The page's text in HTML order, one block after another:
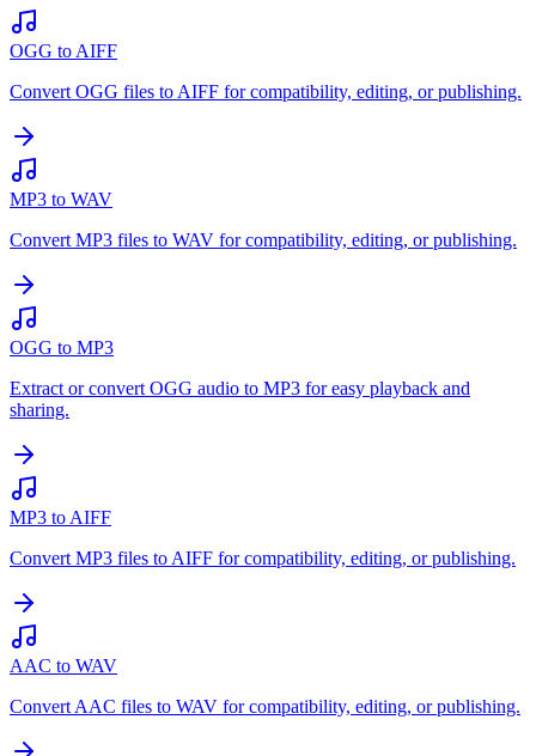
OGG to AIFF
Convert OGG files to AIFF for compatibility, editing, or publishing.
MP3 to WAV
Convert MP3 files to WAV for compatibility, editing, or publishing.
OGG to MP3
Extract or convert OGG audio to MP3 for easy playback and
sharing.
MP3 to AIFF
Convert MP3 files to AIFF for compatibility, editing, or publishing.
AAC to WAV
Convert AAC files to WAV for compatibility, editing, or publishing.